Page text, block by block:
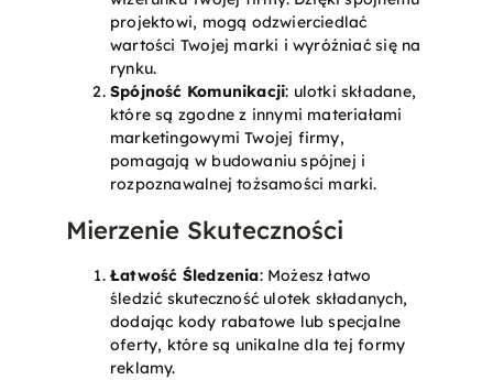
projektowi, mogą odzwierciedlać
wartości Twojej marki i wyróżniać się na
rynku.
Spójność Komunikacji: ulotki składane,
które są zgodne z innymi materiałami
marketingowymi Twojej firmy,
pomagają w budowaniu spójnej i
rozpoznawalnej tożsamości marki.
Mierzenie Skuteczności
Łatwość Śledzenia: Możesz łatwo
śledzić skuteczność ulotek składanych,
dodając kody rabatowe lub specjalne
oferty, które są unikalne dla tej formy
reklamy.